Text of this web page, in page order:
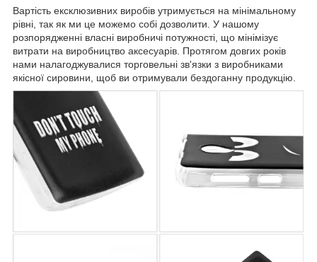
Вартість ексклюзивних виробів утримується на мінімальному
рівні, так як ми це можемо собі дозволити. У нашому
розпорядженні власні виробничі потужності, що мінімізує
витрати на виробництво аксесуарів. Протягом довгих років
нами налагоджувалися торговельні зв'язки з виробниками
якісної сировини, щоб ви отримували бездоганну продукцію.